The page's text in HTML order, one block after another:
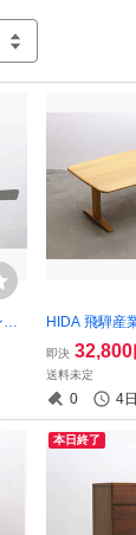
グ
5
HIDA 飛騨産
侭 オーク無
テーブル リ
ナチュラル モ
北欧IDCアク
即決 32,800
送料未定
0 4日
本日終了